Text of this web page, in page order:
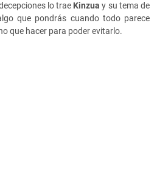
lo trae Kinzua y su tema de
que pondrás cuando todo parece
que hacer para poder evitarlo.